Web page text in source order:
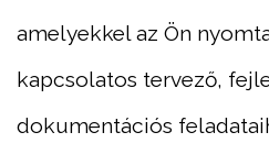
amelyekkel az Ön
kapcsolatos tervező,
dokumentációs